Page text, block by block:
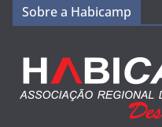
Sobre a Habicamp